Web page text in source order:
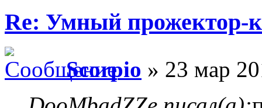
Re: Умный прожектор-
Scorpio » 23 мар